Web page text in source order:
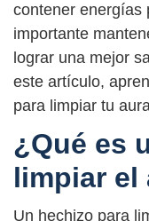
contener energías
importante
lograr una mejor
este artículo,
para limpiar tu
¿Qué es
limpiar el
Un hechizo para